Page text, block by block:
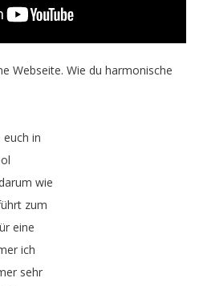
Webseite. Wie du harmonische
euch in
wie
zum
eine
ich
sehr